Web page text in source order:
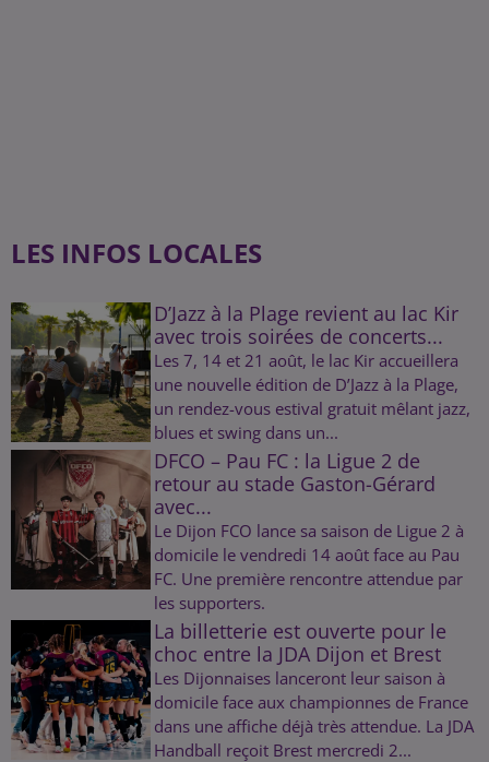
LES INFOS LOCALES
D’Jazz à la Plage revient au lac Kir
avec trois soirées de concerts...
Les 7, 14 et 21 août, le lac Kir accueillera
une nouvelle édition de D’Jazz à la Plage,
un rendez-vous estival gratuit mêlant jazz,
blues et swing dans un...
DFCO – Pau FC : la Ligue 2 de
retour au stade Gaston-Gérard
avec...
Le Dijon FCO lance sa saison de Ligue 2 à
domicile le vendredi 14 août face au Pau
FC. Une première rencontre attendue par
les supporters.
La billetterie est ouverte pour le
choc entre la JDA Dijon et Brest
Les Dijonnaises lanceront leur saison à
domicile face aux championnes de France
dans une affiche déjà très attendue. La JDA
Handball reçoit Brest mercredi 2...